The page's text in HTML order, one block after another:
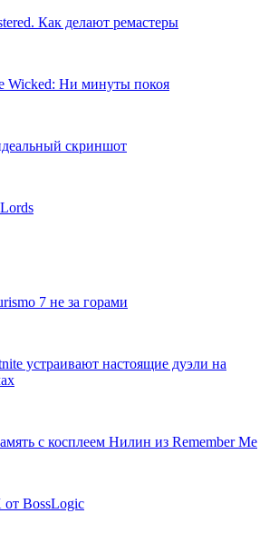
Как делают ремастеры
Wicked: Ни минуты покоя
скриншот
7 не за горами
устраивают настоящие дуэли на
с косплеем Нилин из Remember Me
от BossLogic